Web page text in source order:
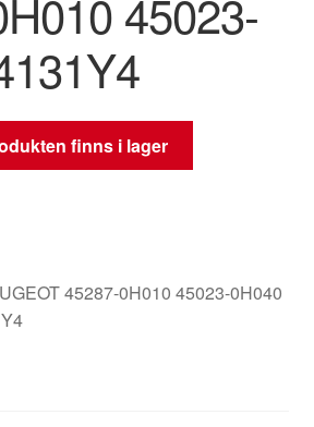
45023-
finns i lager
45287-0H010 45023-0H040